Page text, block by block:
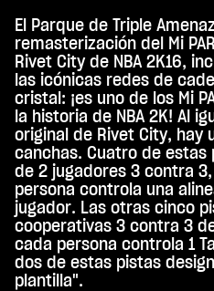
El Parque de Triple
remasterización del Mi
Rivet City de NBA 2K16,
las icónicas redes de
cristal: ¡es uno de los Mi
la historia de NBA 2K! Al
original de Rivet City, hay
canchas. Cuatro de
de 2 jugadores 3 contra
persona controla una
jugador. Las otras cinco
cooperativas 3 contra 3
cada persona controla 1
dos de estas pistas
plantilla".